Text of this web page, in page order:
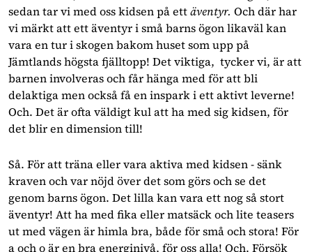
sedan tar vi med oss kidsen på ett äventyr. Och där har
vi märkt att ett äventyr i små barns ögon likaväl kan
vara en tur i skogen bakom huset som upp på
Jämtlands högsta fjälltopp! Det viktiga,  tycker vi, är att
barnen involveras och får hänga med för att bli
delaktiga men också få en inspark i ett aktivt leverne!
Och. Det är ofta väldigt kul att ha med sig kidsen, för
det blir en dimension till!
Så. För att träna eller vara aktiva med kidsen - sänk
kraven och var nöjd över det som görs och se det
genom barns ögon. Det lilla kan vara ett nog så stort
äventyr! Att ha med fika eller matsäck och lite teasers
ut med vägen är himla bra, både för små och stora! För
a och o är en bra energinivå, för oss alla! Och. Försök